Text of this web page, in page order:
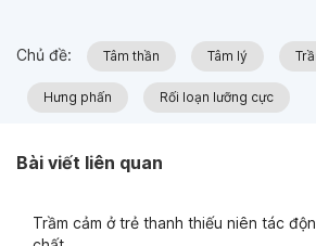
Chủ đề: Tâm thần Tâm lý
Hưng phấn Rối loạn lưỡng cực
Bài viết liên quan
Trầm cảm ở trẻ thanh thiếu niên tác